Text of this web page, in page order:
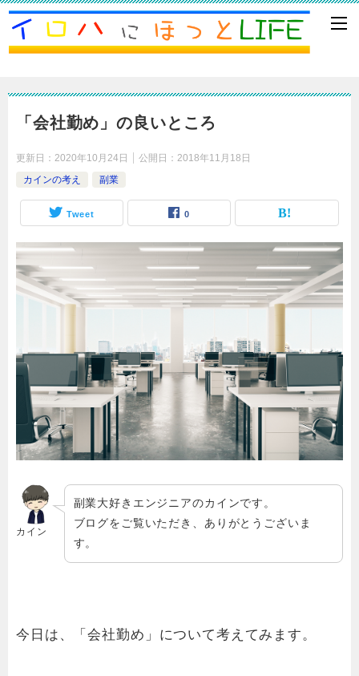
「会社勤め」の良いところ
更新日： 2020年10月24日 公開日： 2018年11月18日
カインの考え
副業
Tweet 0
カイン
副業大好きエンジニアのカインです。
ブログをご覧いただき、ありがとうございま
す。
今日は、「会社勤め」について考えてみます。